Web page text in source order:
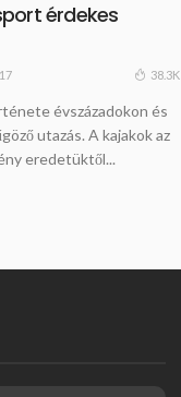
érdekes
38.3K
évszázadokon és
utazás. A kajakok az
eredetüktől...